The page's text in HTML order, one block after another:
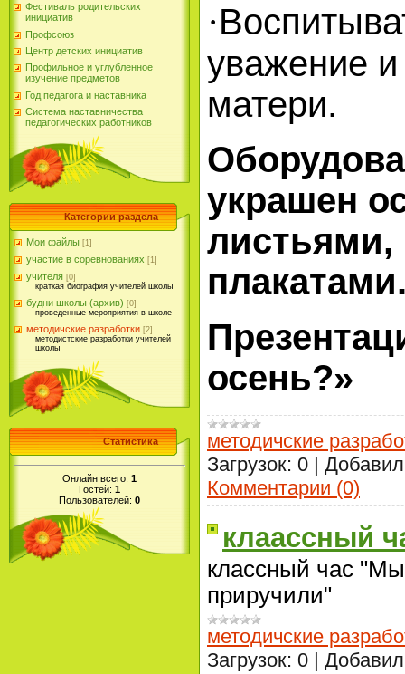
Фестиваль родительских
инициатив
Профсоюз
Центр детских инициатив
Профильное и углубленное
изучение предметов
Год педагога и наставника
Система наставничества
педагогических работников
Категории раздела
Мои файлы [1]
участие в соревнованиях [1]
учителя [0]
краткая биография учителей школы
будни школы (архив) [0]
проведенные мероприятия в школе
методичские разработки [2]
методистские разработки учителей
школы
Статистика
Онлайн всего: 1
Гостей: 1
Пользователей: 0
·
уважение и
матери.
украшен
листьями,
осень?»
методичские
Загрузок: 0 |
Комментарии (0)
клаассный
классный час "Мы
приручили"
методичские
Загрузок: 0 |